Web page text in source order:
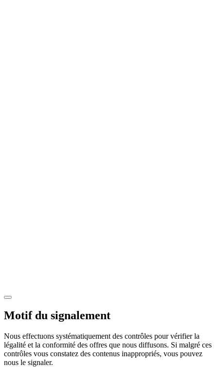
Motif du signalement
Nous effectuons systématiquement des contrôles pour vérifier la
légalité et la conformité des offres que nous diffusons. Si malgré ces
contrôles vous constatez des contenus inappropriés, vous pouvez
nous le signaler.